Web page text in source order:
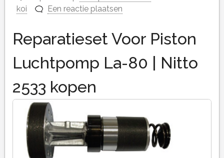
koi
Een reactie plaatsen
Reparatieset Voor Piston
Luchtpomp La-80 | Nitto
2533 kopen